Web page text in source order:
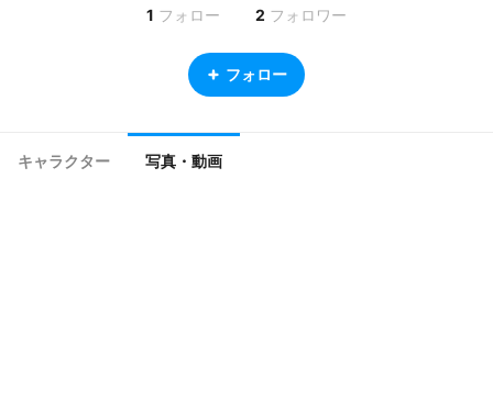
1 フォロー 2 フォロワー
フォロー
キャラクター 写真・動画